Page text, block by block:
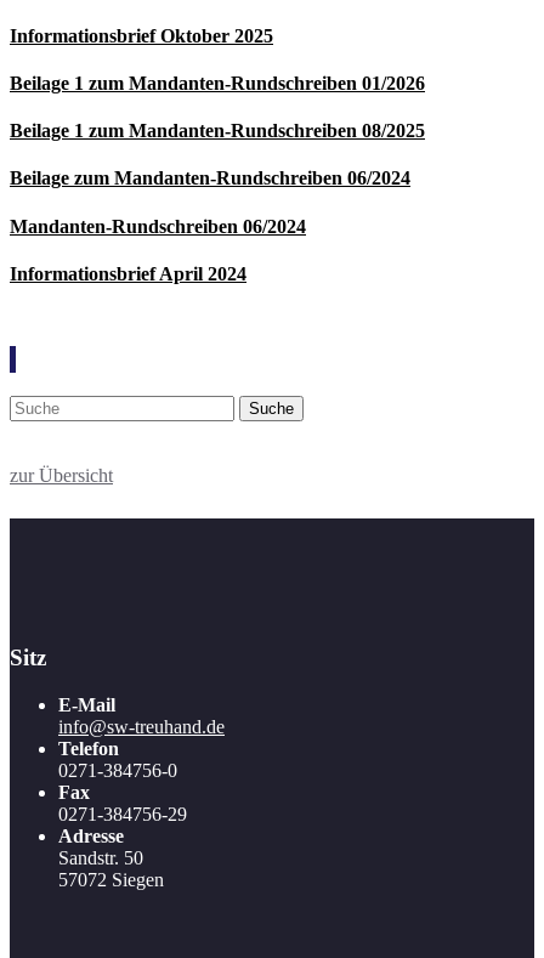
Informationsbrief Oktober 2025
Beilage 1 zum Mandanten-Rundschreiben 01/2026
Beilage 1 zum Mandanten-Rundschreiben 08/2025
Beilage zum Mandanten-Rundschreiben 06/2024
Mandanten-Rundschreiben 06/2024
Informationsbrief April 2024
zur Übersicht
Sitz
E-Mail
info@sw-treuhand.de
Telefon
0271-384756-0
Fax
0271-384756-29
Adresse
Sandstr. 50
57072 Siegen